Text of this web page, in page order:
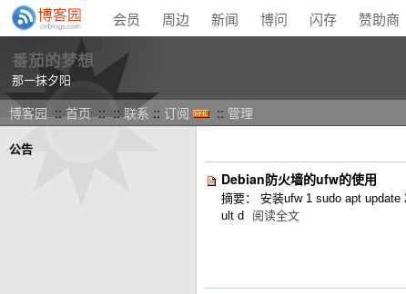
会员 周边 新闻 博问 闪存 赞助商
番茄的梦想
那一抹夕阳
博客园 :: 首页 :: ::联系 :: 订阅 :: 管理
公告
Debian防火墙的ufw的使用
摘要： 安装ufw 1 sudo apt
ult d
阅读全文